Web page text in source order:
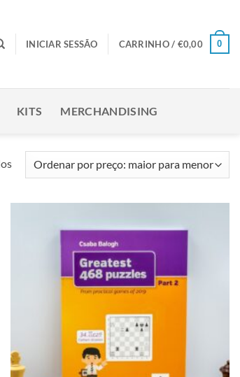
INICIAR SESSÃO CARRINHO / €0,00 0
KITS MERCHANDISING
Ordenado
por